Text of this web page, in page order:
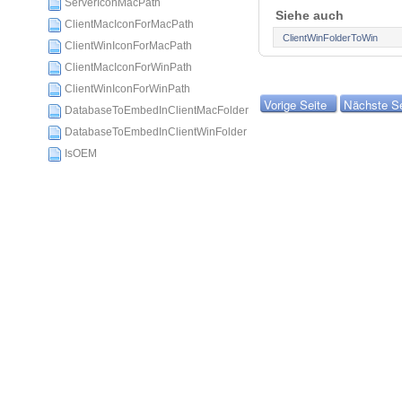
ServerIconMacPath
ClientMacIconForMacPath
ClientWinIconForMacPath
ClientMacIconForWinPath
ClientWinIconForWinPath
DatabaseToEmbedInClientMacFolder
DatabaseToEmbedInClientWinFolder
IsOEM
Siehe auch
ClientWinFolderToWin
Vorige Seite Nächste